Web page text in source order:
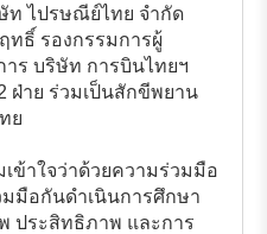
ท ไปรษณีย์ไทย จำกัด
ทธิ์ รองกรรมการผู้
ร บริษัท การบินไทยฯ
ฝ่าย ร่วมเป็นสักขีพยาน
ย
ข้าใจว่าด้วยความร่วมมือ
มือกันดำเนินการศึกษา
ประสิทธิภาพ และการ